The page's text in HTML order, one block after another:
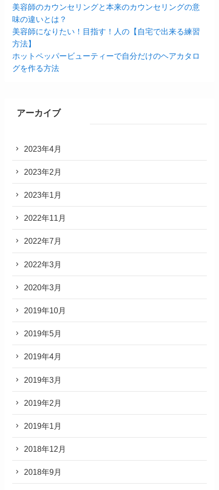
美容師のカウンセリングと本来のカウンセリングの意
味の違いとは？
美容師になりたい！目指す！人の【自宅で出来る練習
方法】
ホットペッパービューティーで自分だけのヘアカタロ
グを作る方法
アーカイブ
2023年4月
2023年2月
2023年1月
2022年11月
2022年7月
2022年3月
2020年3月
2019年10月
2019年5月
2019年4月
2019年3月
2019年2月
2019年1月
2018年12月
2018年9月